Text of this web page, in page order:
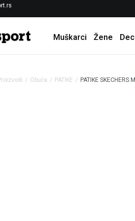
PARTNER ADIDAS
Muškarci Žene
Obuća PATIKE PATIKE SKECHERS